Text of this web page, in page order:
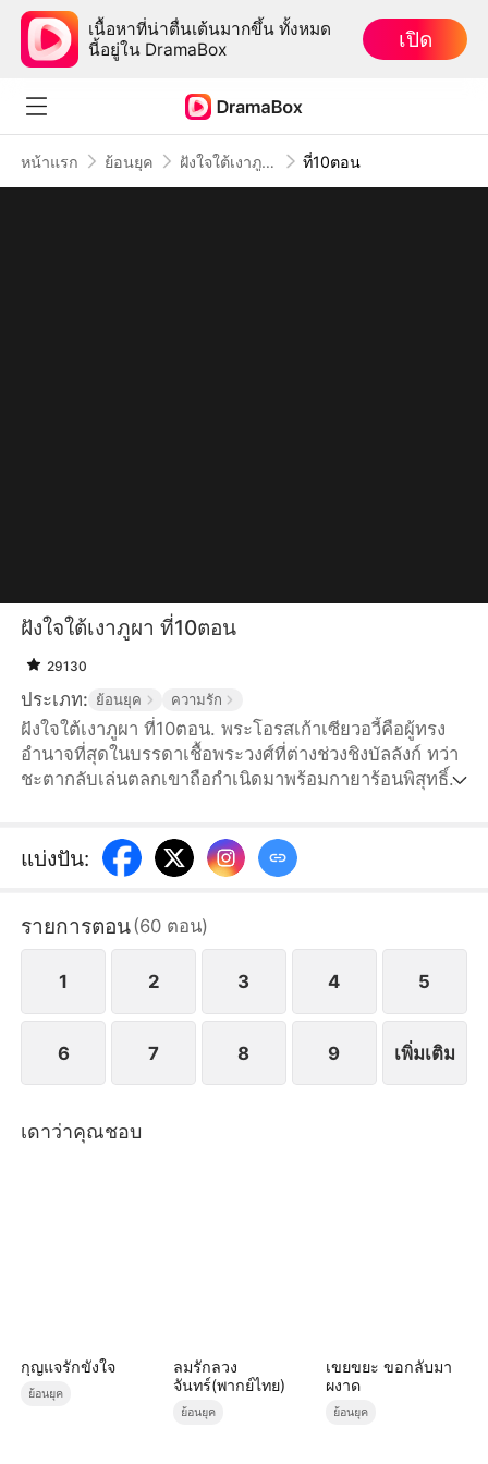
เนื้อหาที่น่าตื่นเต้นมากขึ้น ทั้งหมด
นี้อยู่ใน DramaBox
เปิด
หน้าแรก ย้อนยุค ฝังใจใต้เงาภูผา ที่10ตอน
ฝังใจใต้เงาภูผา ที่10ตอน
29130
ประเภท: ย้อนยุค ความรัก
ฝังใจใต้เงาภูผา ที่10ตอน. พระโอรสเก้าเซียวอวี้คือผู้ทรง
อำนาจที่สุดในบรรดาเชื้อพระวงศ์ที่ต่างช่วงชิงบัลลังก์ ทว่า
ชะตากลับเล่นตลกเขาถือกำเนิดมาพร้อมกายาร้อนพิสุทธิ์ มิ
เสาะหาทั่วหล้าเป็นเวลากว่าสิบปีแต่ก็ไร้ผล จนกระทั่งวัน
หนึ่ง ขณะกำลังถูกตามล่า เซียวอวี้ได้บังเอิญปะทะเข้ากับ
เย็นพิสุทธิ์ที่หาได้ยากยิ่ง เขาจึงตัดสินใจแย่งชิงเจียงเหลียน
ในทันที..
แบ่งปัน:
รายการตอน(60 ตอน)
1 2 3 4 5
6 7 8 9 เพิ่มเติม
เดาว่าคุณชอบ
กุญแจรักขังใจ
ย้อนยุค
ลมรักลวง
จันทร์(พากย์ไทย)
ย้อนยุค
เขยขยะ ขอกลับมา
ผงาด
ย้อนยุค